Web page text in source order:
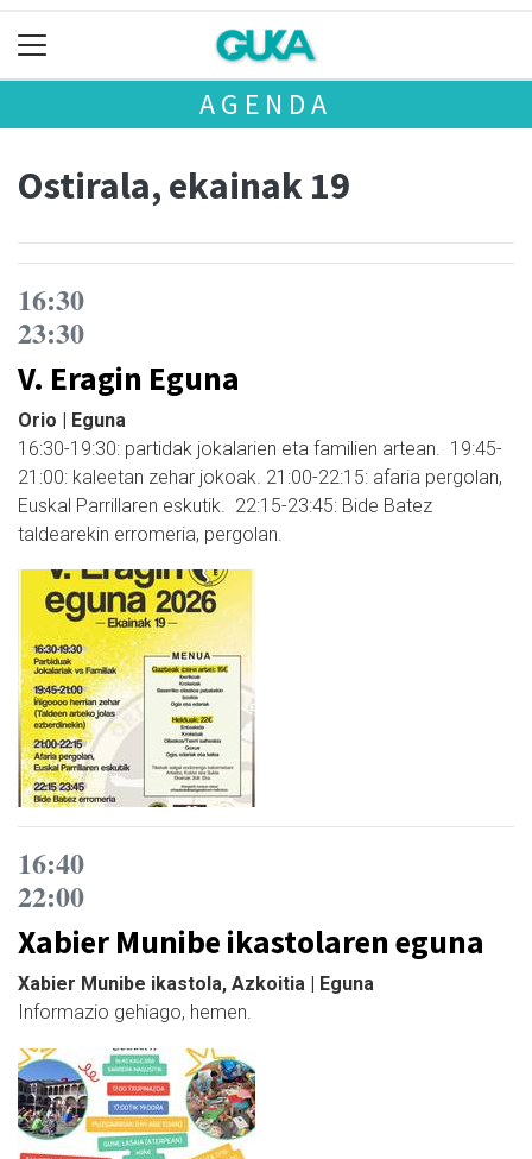
AGENDA
Ostirala, ekainak 19
16:30
23:30
V. Eragin Eguna
Orio | Eguna
16:30-19:30: partidak jokalarien eta familien artean. 19:45-
21:00: kaleetan zehar jokoak. 21:00-22:15: afaria pergolan,
Euskal Parrillaren eskutik. 22:15-23:45: Bide Batez
taldearekin erromeria, pergolan.
16:40
22:00
Xabier Munibe ikastolaren eguna
Xabier Munibe ikastola, Azkoitia | Eguna
Informazio gehiago, hemen.